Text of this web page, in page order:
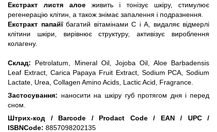
Екстракт листя алое живить і тонізує шкіру, стимулює
регенерацію клітин, а також знімає запалення і подразнення.
Екстракт папайїбагатий вітамінами С і А, видаляє відмерлі
клітини шкіри, вирівнює структуру, активізує вироблення
колагену.
Склад: Petrolatum Mineral Oil,Jojoba Oil Aloe Barbadensis
Leaf Extract, Carica Papaya Fruit Extract, Sodium РСА, Sodium
Lactate Urea Collagen AminoAcids LacticAcid Fragrance
Застосування: наносити на шкіру губ протягом дня і перед
сном.
Штрих-код / Barcode / Prodact Code / EAN / UPC /
ISBNCode: 8857098202135